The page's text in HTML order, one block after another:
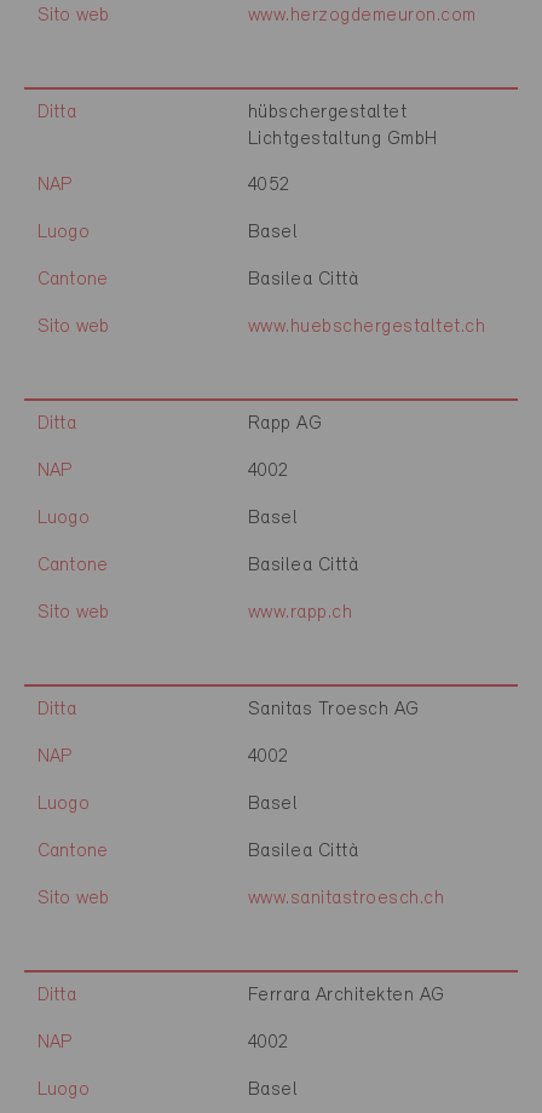
Sito web www.herzogdemeuron.com
Ditta
hübschergestaltet
Lichtgestaltung GmbH
NAP 4052
Luogo Basel
Cantone Basilea Città
Sito web www.huebschergestaltet.ch
Ditta Rapp AG
NAP 4002
Luogo Basel
Cantone Basilea Città
Sito web www.rapp.ch
Ditta Sanitas Troesch AG
NAP 4002
Luogo Basel
Cantone Basilea Città
Sito web www.sanitastroesch.ch
Ditta Ferrara Architekten AG
NAP 4002
Luogo Basel